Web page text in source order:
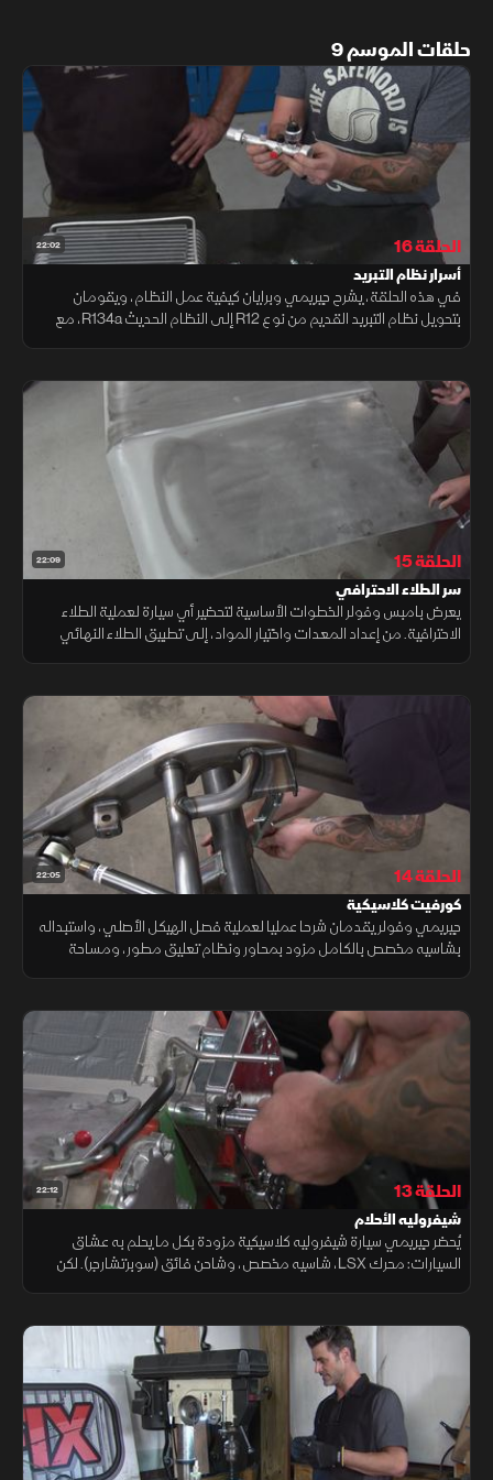
حلقات الموسم 9
22:02 الحلقة 16
أسرار نظام التبريد
في هذه الحلقة، يشرح جيريمي وبرايان كيفية عمل النظام، ويقومان
بتحويل نظام التبريد القديم من نوع R12 إلى النظام الحديث R134a، مع
22:09 الحلقة 15
سر الطلاء الاحترافي
يعرض بامبس وفولر الخطوات الأساسية لتحضير أي سيارة لعملية الطلاء
الاحترافية. من إعداد المعدات واختيار المواد، إلى تطبيق الطلاء النهائي
22:05 الحلقة 14
كورفيت كلاسيكية
جيريمي وفولر يقدمان شرحا عمليا لعملية فصل الهيكل الأصلي، واستبداله
بشاسيه مخصص بالكامل مزود بمحاور ونظام تعليق مطور، ومساحة
22:12 الحلقة 13
شيفروليه الأحلام
يُحضر جيريمي سيارة شيفروليه كلاسيكية مزودة بكل ما يحلم به عشاق
السيارات: محرك LSX، شاسيه مخصص، وشاحن فائق (سوبرتشارجر). لكن